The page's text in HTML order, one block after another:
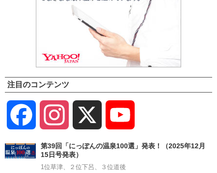
注目のコンテンツ
Facebook Instagram
Channel
第39回「にっぽんの温泉100選」発表！（2025年12月
15日号発表）
1位草津、２位下呂、３位道後